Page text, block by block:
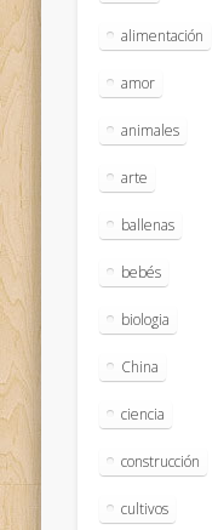
alimentación
amor
animales
arte
ballenas
bebés
biologia
China
ciencia
construcción
cultivos